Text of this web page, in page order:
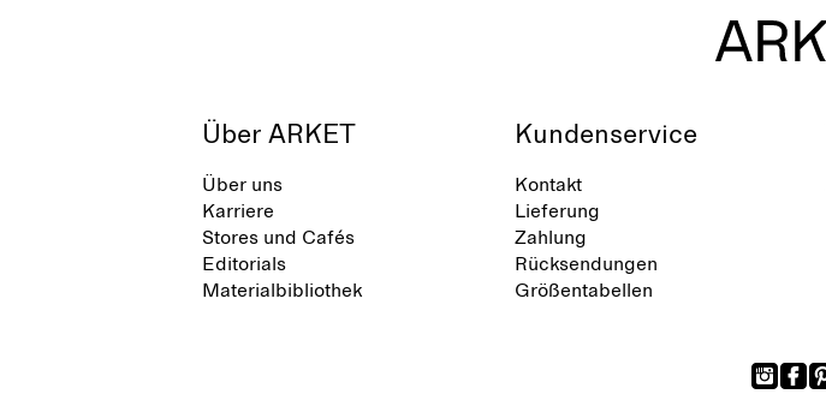
Über ARKET
Über uns
Karriere
Stores und Cafés
Editorials
Materialbibliothek
Kundenservice
Kontakt
Lieferung
Zahlung
Rücksendungen
Größentabellen